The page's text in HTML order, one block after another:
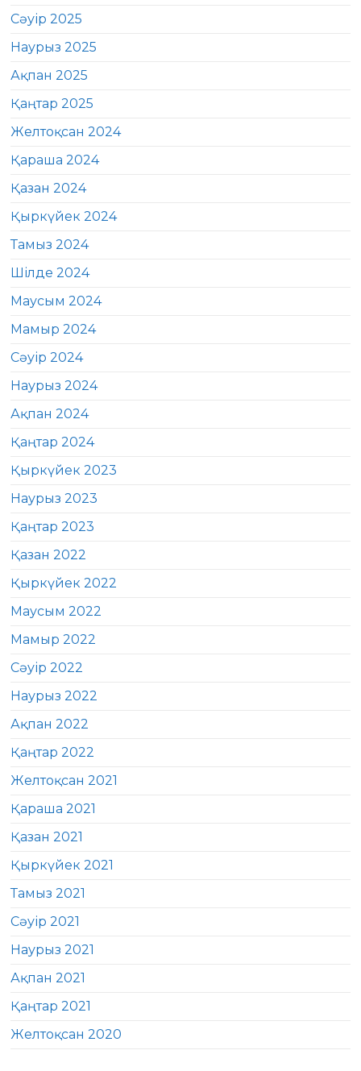
Сәуір 2025
Наурыз 2025
Ақпан 2025
Қаңтар 2025
Желтоқсан 2024
Қараша 2024
Қазан 2024
Қыркүйек 2024
Тамыз 2024
Шілде 2024
Маусым 2024
Мамыр 2024
Сәуір 2024
Наурыз 2024
Ақпан 2024
Қаңтар 2024
Қыркүйек 2023
Наурыз 2023
Қаңтар 2023
Қазан 2022
Қыркүйек 2022
Маусым 2022
Мамыр 2022
Сәуір 2022
Наурыз 2022
Ақпан 2022
Қаңтар 2022
Желтоқсан 2021
Қараша 2021
Қазан 2021
Қыркүйек 2021
Тамыз 2021
Сәуір 2021
Наурыз 2021
Ақпан 2021
Қаңтар 2021
Желтоқсан 2020